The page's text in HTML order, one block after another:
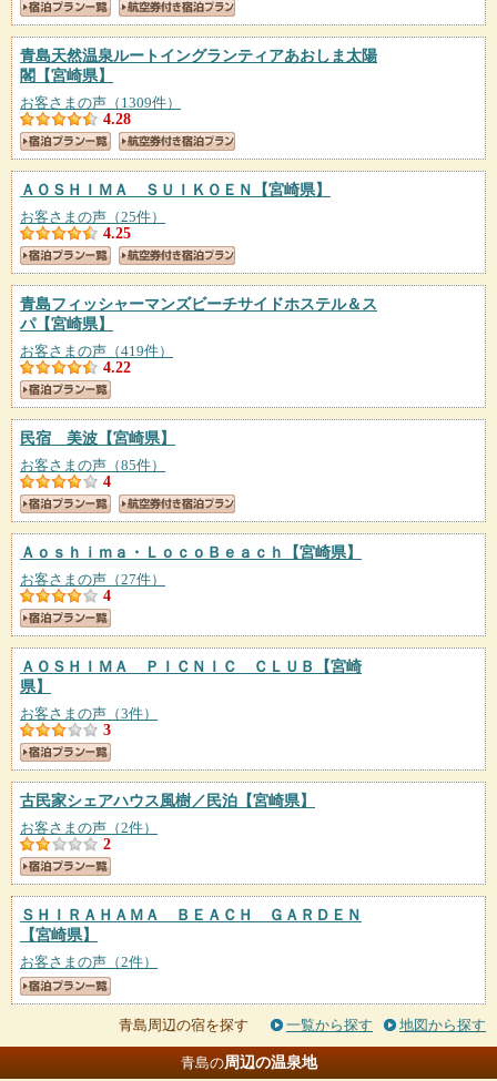
青島天然温泉ルートイングランティアあおしま太陽
閣 【宮崎県】
お客さまの声（1309件）
4.28
ＡＯＳＨＩＭＡ ＳＵＩＫＯＥＮ 【宮崎県】
お客さまの声（25件）
4.25
青島フィッシャーマンズビーチサイドホステル＆ス
パ【宮崎県】
お客さまの声（419件）
4.22
民宿 美波 【宮崎県】
お客さまの声（85件）
4
Ａｏｓｈｉｍａ・ＬｏｃｏＢｅａｃｈ 【宮崎県】
お客さまの声（27件）
4
ＡＯＳＨＩＭＡ ＰＩＣＮＩＣ ＣＬＵＢ
【宮崎
県】
お客さまの声（3件）
3
古民家シェアハウス風樹／民泊 【宮崎県】
お客さまの声（2件）
2
ＳＨＩＲＡＨＡＭＡ ＢＥＡＣＨ ＧＡＲＤＥＮ
【宮崎県】
お客さまの声（2件）
青島周辺の宿を探す 一覧から探す 地図から探す
青島の周辺の温泉地